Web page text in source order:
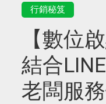
行銷秘笈
【數位
結合
老闆服